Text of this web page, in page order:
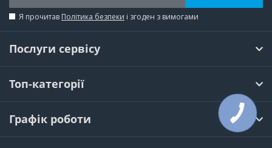
Я прочитав Політика безпеки і згоден з вимогами
Послуги сервісу
Топ-категорії
Графік роботи